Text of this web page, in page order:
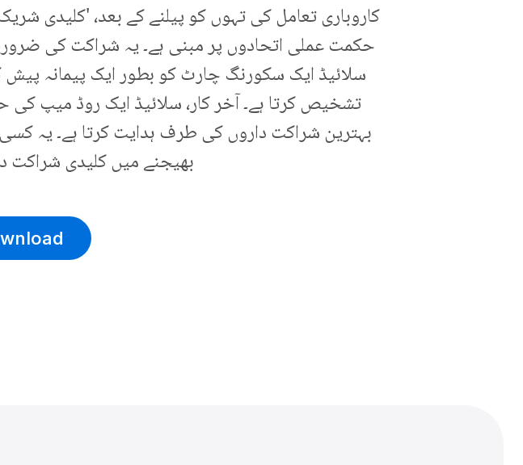
کاروباری تعامل کی تہوں کو پیلنے کے بعد، 'کلیدی
حکمت عملی اتحادوں پر مبنی ہے۔ یہ شراکت کی
سلائیڈ ایک سکورنگ چارٹ کو بطور ایک پیمانہ پیش
تشخیص کرتا ہے۔ آخر کار، سلائیڈ ایک روڈ میپ کی
بہترین شراکت داروں کی طرف ہدایت کرتا ہے۔ یہ کسی
بھیجنے میں کلیدی شراکت